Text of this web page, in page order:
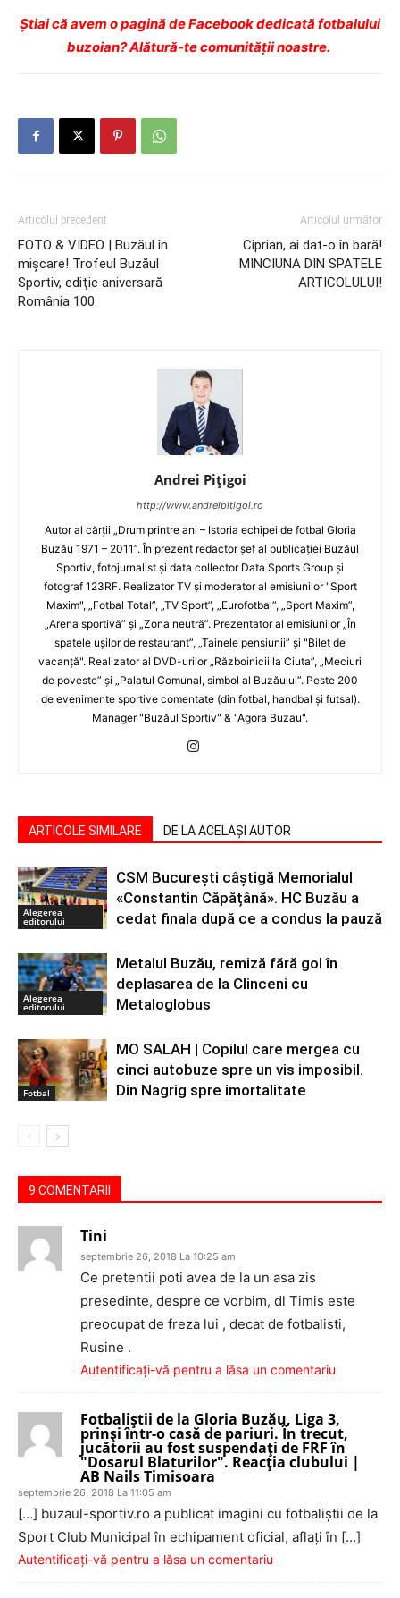
Ştiai că avem o pagină de Facebook dedicată fotbalului
buzoian? Alătură-te comunității noastre.
Articolul precedent
FOTO & VIDEO | Buzăul în
mişcare! Trofeul Buzăul
Sportiv, ediţie aniversară
România 100
Articolul următor
Ciprian, ai dat-o în bară!
MINCIUNA DIN SPATELE
ARTICOLULUI!
Andrei Pițigoi
http://www.andreipitigoi.ro
Autor al cărţii „Drum printre ani – Istoria echipei de fotbal Gloria
Buzău 1971 – 2011”. În prezent redactor şef al publicaţiei Buzăul
Sportiv, fotojurnalist şi data collector Data Sports Group şi
fotograf 123RF. Realizator TV şi moderator al emisiunilor "Sport
Maxim", „Fotbal Total”, „TV Sport”, „Eurofotbal”, „Sport Maxim”,
„Arena sportivă” şi „Zona neutră”. Prezentator al emisiunilor „În
spatele uşilor de restaurant”, „Tainele pensiunii” şi "Bilet de
vacanţă". Realizator al DVD-urilor „Războinicii la Ciuta”, „Meciuri
de poveste” şi „Palatul Comunal, simbol al Buzăului”. Peste 200
de evenimente sportive comentate (din fotbal, handbal şi futsal).
Manager "Buzăul Sportiv" & "Agora Buzau".
ARTICOLE SIMILARE DE LA ACELAȘI AUTOR
Alegerea
editorului
CSM București câștigă Memorialul
«Constantin Căpățână». HC Buzău a
cedat finala după ce a condus la pauză
Alegerea
editorului
Metalul Buzău, remiză fără gol în
deplasarea de la Clinceni cu
Metaloglobus
Fotbal
MO SALAH | Copilul care mergea cu
cinci autobuze spre un vis imposibil.
Din Nagrig spre imortalitate
9 COMENTARII
Tini
septembrie 26, 2018 La 10:25 am
Ce pretentii poti avea de la un asa zis
presedinte, despre ce vorbim, dl Timis este
preocupat de freza lui , decat de fotbalisti,
Rusine .
Autentificați-vă pentru a lăsa un comentariu
Fotbaliștii de la Gloria Buzău, Liga 3,
prinși într-o casă de pariuri. În trecut,
jucătorii au fost suspendați de FRF în
"Dosarul Blaturilor". Reacția clubului |
AB Nails Timisoara
septembrie 26, 2018 La 11:05 am
[…] buzaul-sportiv.ro a publicat imagini cu fotbaliştii de la
Sport Club Municipal în echipament oficial, aflați în […]
Autentificați-vă pentru a lăsa un comentariu